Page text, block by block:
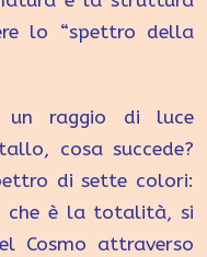
lo “spettro della
un raggio di luce
cosa succede?
di sette colori:
che è la totalità, si
Cosmo attraverso